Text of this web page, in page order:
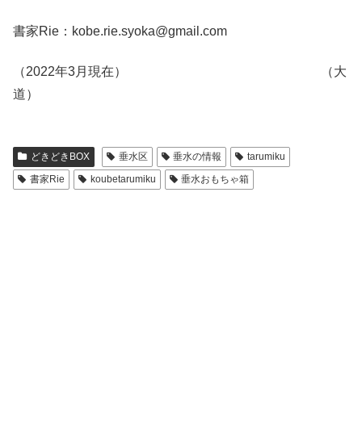
書家Rie：kobe.rie.syoka@gmail.com
（2022年3月現在） （大
道）
どきどきBOX 垂水区 垂水の情報
tarumiku
書家Rie
koubetarumiku 垂水おもちゃ箱